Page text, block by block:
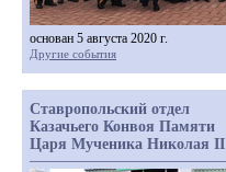
основан 5 августа 2020 г.
Другие события
Ставропольский отдел
Казачьего Конвоя Памяти
Царя Мученика Николая II